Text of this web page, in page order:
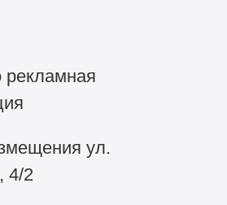
рекламная
ул.
4/2